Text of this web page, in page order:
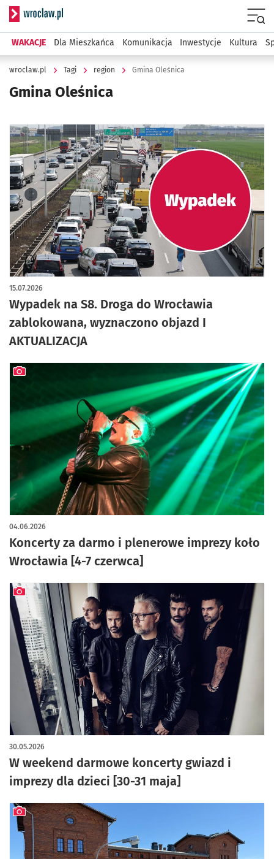
Serwis informacyjny wroclaw.pl
WAKACJE Dla Mieszkańca Komunikacja Inwestycje Kultura
wroclaw.pl Tagi region Gmina Oleśnica
Gmina Oleśnica
Wypadek na S8. Droga do Wrocławia
zablokowana, wyznaczono objazd I
AKTUALIZACJA
15.07.2026
Koncerty za darmo i plenerowe imprezy koło
Wrocławia [4-7 czerwca]
04.06.2026
artykuł z galerią zdjęć
W weekend darmowe koncerty gwiazd i
imprezy dla dzieci [30-31 maja]
30.05.2026
artykuł z galerią zdjęć